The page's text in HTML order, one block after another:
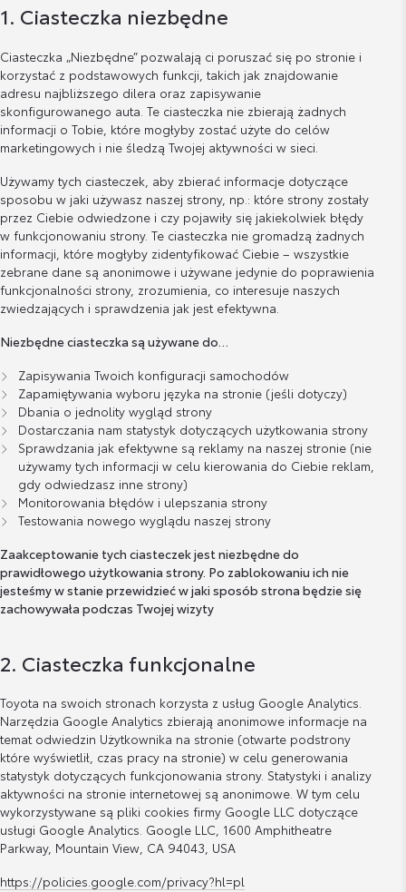
1. Ciasteczka niezbędne
Ciasteczka „Niezbędne” pozwalają ci poruszać się po stronie i
korzystać z podstawowych funkcji, takich jak znajdowanie
adresu najbliższego dilera oraz zapisywanie
skonfigurowanego auta. Te ciasteczka nie zbierają żadnych
informacji o Tobie, które mogłyby zostać użyte do celów
marketingowych i nie śledzą Twojej aktywności w sieci.
Używamy tych ciasteczek, aby zbierać informacje dotyczące
sposobu w jaki używasz naszej strony, np.: które strony zostały
przez Ciebie odwiedzone i czy pojawiły się jakiekolwiek błędy
w funkcjonowaniu strony. Te ciasteczka nie gromadzą żadnych
informacji, które mogłyby zidentyfikować Ciebie – wszystkie
zebrane dane są anonimowe i używane jedynie do poprawienia
funkcjonalności strony, zrozumienia, co interesuje naszych
zwiedzających i sprawdzenia jak jest efektywna.
Niezbędne ciasteczka są używane do…
Zapisywania Twoich konfiguracji samochodów
Zapamiętywania wyboru języka na stronie (jeśli dotyczy)
Dbania o jednolity wygląd strony
Dostarczania nam statystyk dotyczących użytkowania strony
Sprawdzania jak efektywne są reklamy na naszej stronie (nie
używamy tych informacji w celu kierowania do Ciebie reklam,
gdy odwiedzasz inne strony)
Monitorowania błędów i ulepszania strony
Testowania nowego wyglądu naszej strony
Zaakceptowanie tych ciasteczek jest niezbędne do
prawidłowego użytkowania strony. Po zablokowaniu ich nie
jesteśmy w stanie przewidzieć w jaki sposób strona będzie się
zachowywała podczas Twojej wizyty
2. Ciasteczka funkcjonalne
Toyota na swoich stronach korzysta z usług Google Analytics.
Narzędzia Google Analytics zbierają anonimowe informacje na
temat odwiedzin Użytkownika na stronie (otwarte podstrony
które wyświetlił, czas pracy na stronie) w celu generowania
statystyk dotyczących funkcjonowania strony. Statystyki i analizy
aktywności na stronie internetowej są anonimowe. W tym celu
wykorzystywane są pliki cookies firmy Google LLC dotyczące
usługi Google Analytics. Google LLC, 1600 Amphitheatre
Parkway, Mountain View, CA 94043, USA
https://policies.google.com/privacy?hl=pl